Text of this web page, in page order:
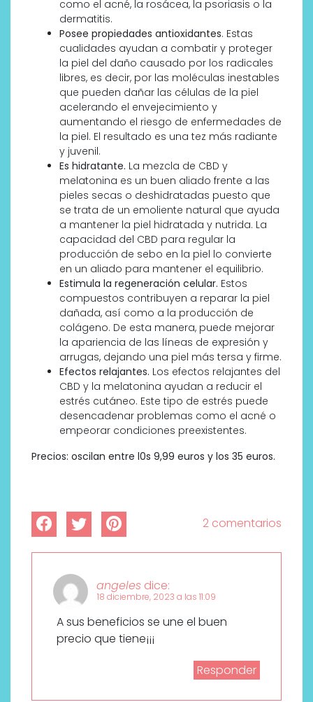
como el acné, la rosácea, la psoriasis o la
dermatitis.
Posee propiedades antioxidantes. Estas
cualidades ayudan a combatir y proteger
la piel del daño causado por los radicales
libres, es decir, por las moléculas inestables
que pueden dañar las células de la piel
acelerando el envejecimiento y
aumentando el riesgo de enfermedades de
la piel. El resultado es una tez más radiante
y juvenil.
Es hidratante. La mezcla de CBD y
melatonina es un buen aliado frente a las
pieles secas o deshidratadas puesto que
se trata de un emoliente natural que ayuda
a mantener la piel hidratada y nutrida. La
capacidad del CBD para regular la
producción de sebo en la piel lo convierte
en un aliado para mantener el equilibrio.
Estimula la regeneración celular. Estos
compuestos contribuyen a reparar la piel
dañada, así como a la producción de
colágeno. De esta manera, puede mejorar
la apariencia de las líneas de expresión y
arrugas, dejando una piel más tersa y firme.
Efectos relajantes. Los efectos relajantes del
CBD y la melatonina ayudan a reducir el
estrés cutáneo. Este tipo de estrés puede
desencadenar problemas como el acné o
empeorar condiciones preexistentes.
Precios: oscilan entre l0s 9,99 euros y los 35 euros.
2 comentarios
angeles dice:
18 diciembre, 2023 a las 11:09
A sus beneficios se une el buen
precio que tiene¡¡¡
Responder